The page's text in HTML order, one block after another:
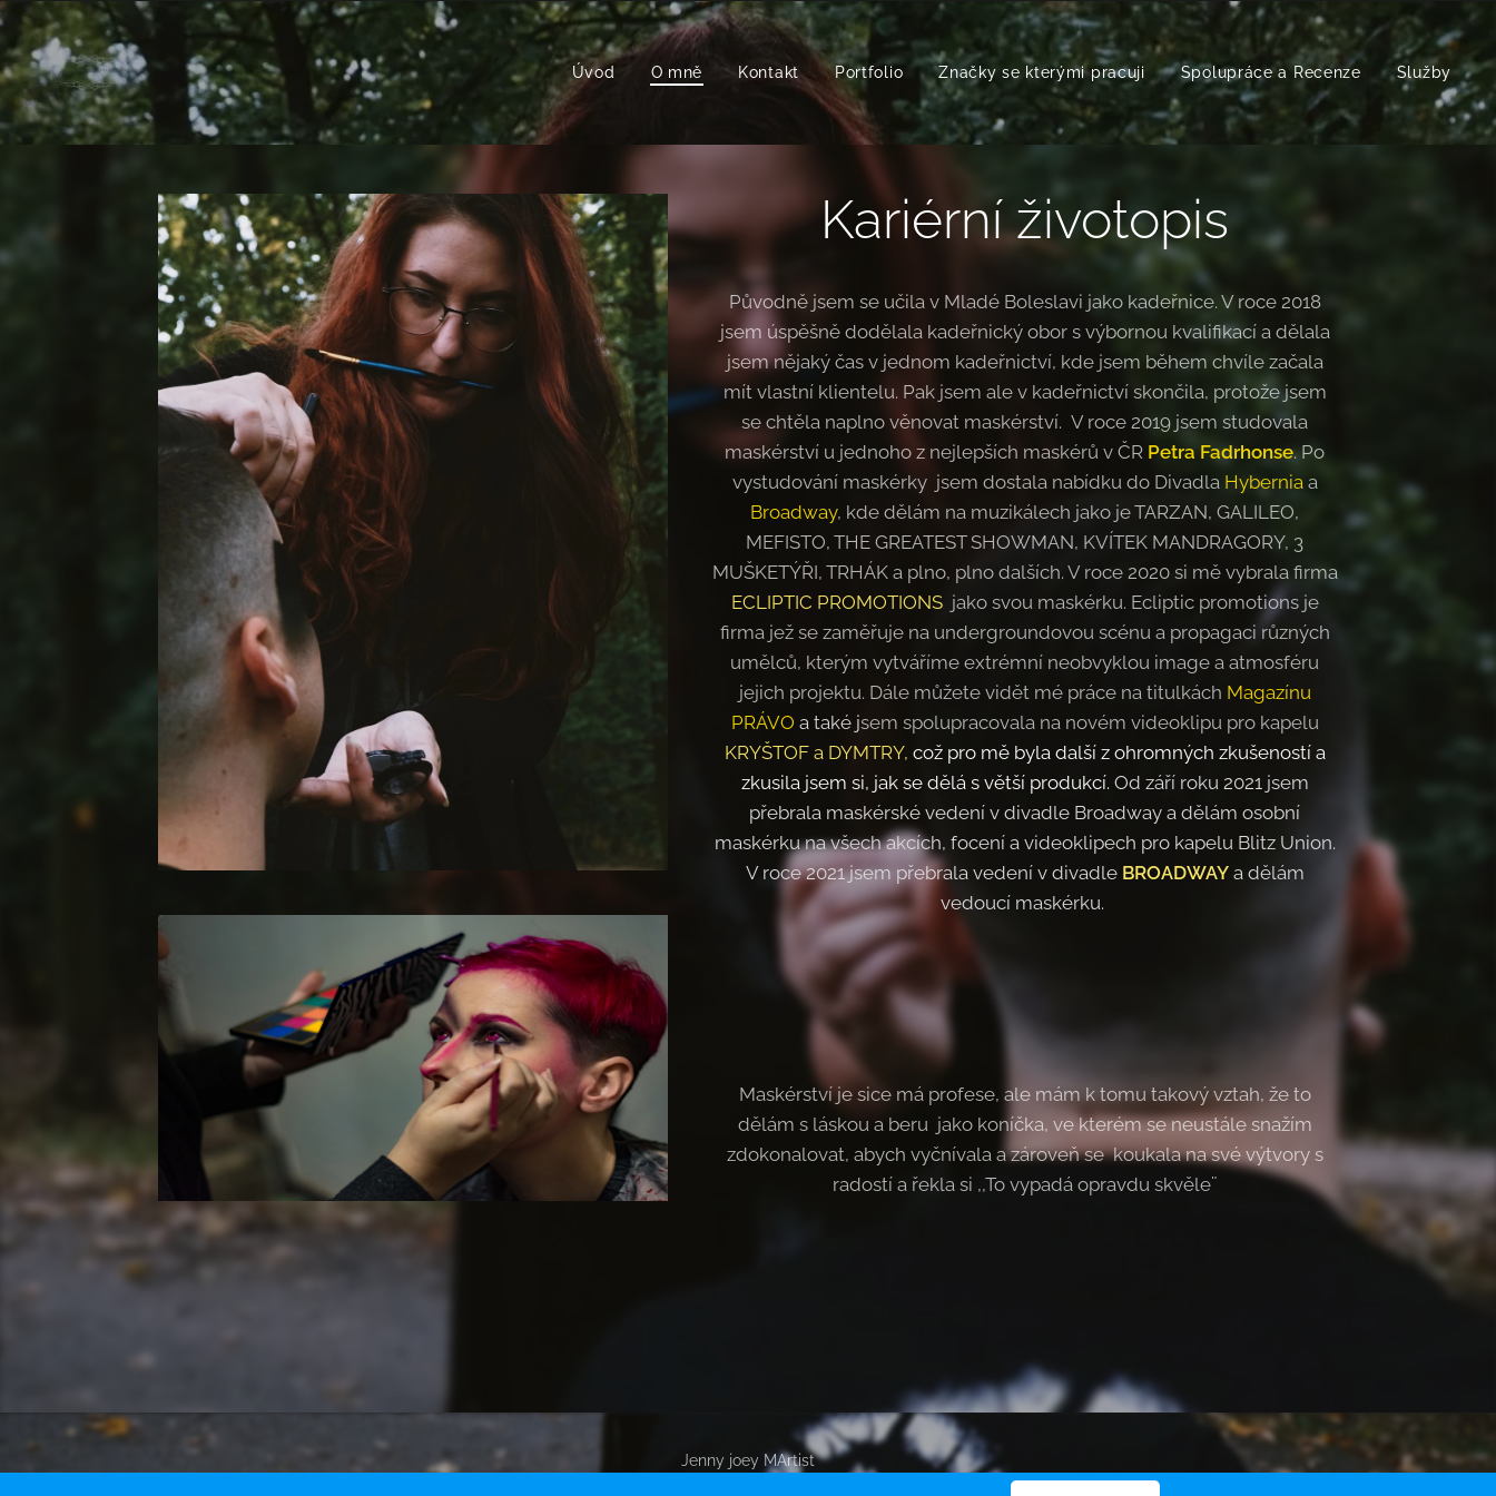
Úvod O mně Kontakt Portfolio Značky se kterými pracuji Spolupráce a Recenze Služby
Kariérní životopis
Původně jsem se učila v Mladé Boleslavi jako kadeřnice. V roce 2018
jsem úspěšně dodělala kadeřnický obor s výbornou kvalifikací a dělala
jsem nějaký čas v jednom kadeřnictví, kde jsem během chvíle začala
mít vlastní klientelu. Pak jsem ale v kadeřnictví skončila, protože jsem
se chtěla naplno věnovat maskérství. V roce 2019 jsem studovala
maskérství u jednoho z nejlepších maskérů v ČR Petra Fadrhonse. Po
vystudování maskérky jsem dostala nabídku do Divadla Hyberniaa
Broadway, kde dělám na muzikálech jako je TARZAN, GALILEO,
MEFISTO, THE GREATEST SHOWMAN, KVÍTEK MANDRAGORY, 3
MUŠKETÝŘI, TRHÁK a plno, plno dalších. V roce 2020 si mě vybrala firma
ECLIPTIC PROMOTIONSjako svou maskérku. Ecliptic promotions je
firma jež se zaměřuje na undergroundovou scénu a propagaci různých
umělců, kterým vytváříme extrémní neobvyklou image a atmosféru
jejich projektu. Dále můžete vidět mé práce na titulkách Magazínu
PRÁVO a také jsem spolupracovala na novém videoklipu pro kapelu
KRYŠTOF a DYMTRY, což pro mě byla další z ohromných zkušeností a
zkusila jsem si, jak se dělá s větší produkcí. Od září roku 2021 jsem
přebrala maskérské vedení v divadle Broadway a dělám osobní
maskérku na všech akcích, focení a videoklipech pro kapelu Blitz Union.
V roce 2021 jsem přebrala vedení v divadle BROADWAYa dělám
vedoucí maskérku.
Maskérství je sice má profese, ale mám k tomu takový vztah, že to
dělám s láskou a beru jako koníčka, ve kterém se neustále snažím
zdokonalovat, abych vyčnívala a zároveň se koukala na své výtvory s
radostí a řekla si ,,To vypadá opravdu skvěle¨
Jenny joey MArtist